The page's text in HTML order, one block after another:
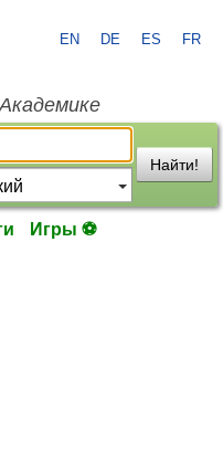
EN DE ES FR
Найти!
Игры ⚽